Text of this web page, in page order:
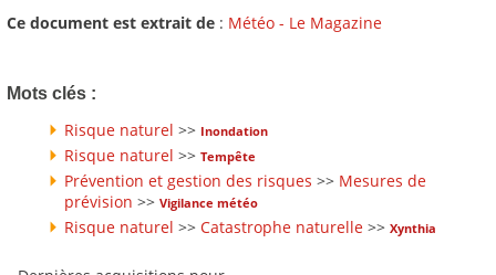
Ce document est extrait de : Météo - Le Magazine
Mots clés :
Risque naturel >> Inondation
Risque naturel >> Tempête
Prévention et gestion des risques >> Mesures de
prévision >> Vigilance météo
Risque naturel >> Catastrophe naturelle >> Xynthia